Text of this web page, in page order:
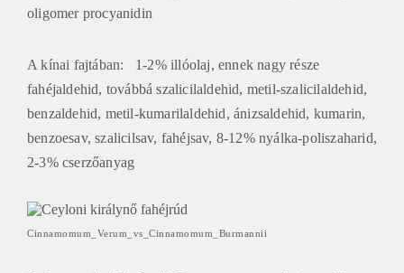
oligomer procyanidin
A kínai fajtában: 1-2% illóolaj, ennek nagy része
fahéjaldehid, továbbá szalicilaldehid, metil-szalicilaldehid,
benzaldehid, metil-kumarilaldehid, ánizsaldehid, kumarin,
benzoesav, szalicilsav, fahéjsav, 8-12% nyálka-poliszaharid,
2-3% cserzőanyag
Cinnamomum_Verum_vs_Cinnamomum_Burmannii